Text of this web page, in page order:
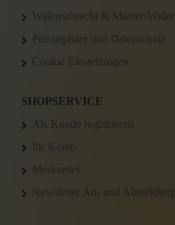
Widerrufsrecht & Muster-
Privatsphäre und Datenschutz
Cookie Einstellungen
SHOPSERVICE
Als Kunde registrieren
Ihr Konto
Merkzettel
Newsletter An- und Abmeldung